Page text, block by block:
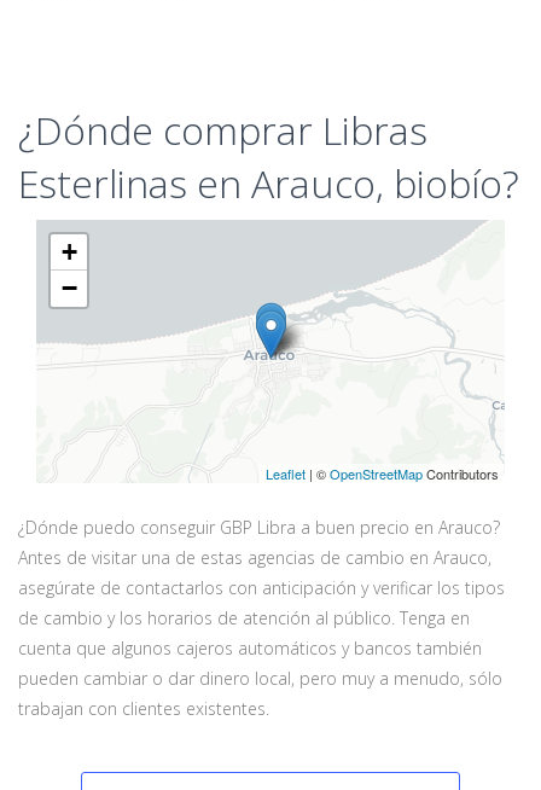
¿Dónde comprar Libras
Esterlinas en Arauco, biobío?
+
−
Leaflet | ©OpenStreetMapContributors
¿Dónde puedo conseguir GBP Libra a buen precio en Arauco?
Antes de visitar una de estas agencias de cambio en Arauco,
asegúrate de contactarlos con anticipación y verificar los tipos
de cambio y los horarios de atención al público. Tenga en
cuenta que algunos cajeros automáticos y bancos también
pueden cambiar o dar dinero local, pero muy a menudo, sólo
trabajan con clientes existentes.